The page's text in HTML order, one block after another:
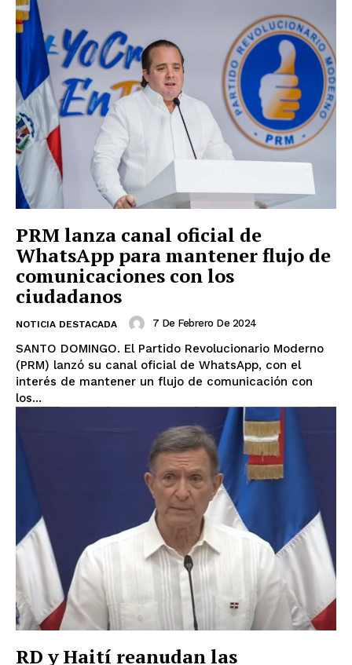
PRM lanza canal oficial de
WhatsApp para mantener flujo de
comunicaciones con los
ciudadanos
NOTICIA DESTACADA 7 De Febrero De 2024
SANTO DOMINGO. El Partido Revolucionario Moderno
(PRM) lanzó su canal oficial de WhatsApp, con el
interés de mantener un flujo de comunicación con
los...
RD y Haití reanudan las